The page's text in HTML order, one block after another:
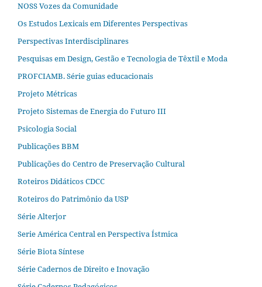
NOSS Vozes da Comunidade
Os Estudos Lexicais em Diferentes Perspectivas
Perspectivas Interdisciplinares
Pesquisas em Design, Gestão e Tecnologia de Têxtil e Moda
PROFCIAMB. Série guias educacionais
Projeto Métricas
Projeto Sistemas de Energia do Futuro III
Psicologia Social
Publicações BBM
Publicações do Centro de Preservação Cultural
Roteiros Didáticos CDCC
Roteiros do Patrimônio da USP
Série Alterjor
Serie América Central en Perspectiva Ístmica
Série Biota Síntese
Série Cadernos de Direito e Inovação